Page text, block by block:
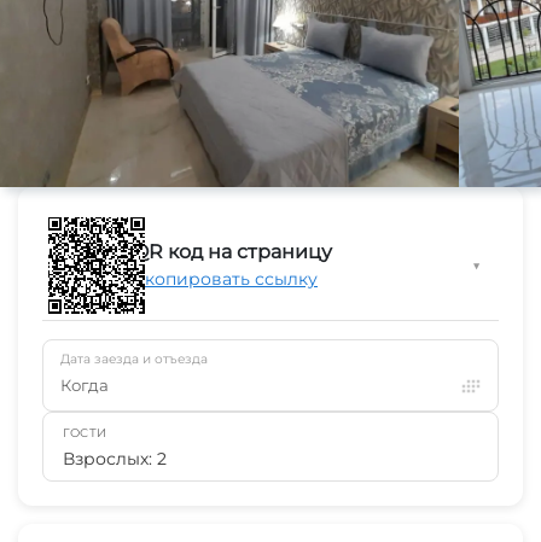
QR код на страницу
Скопировать ссылку
▼
Дата заезда и отъезда
Когда
ГОСТИ
Взрослых: 2